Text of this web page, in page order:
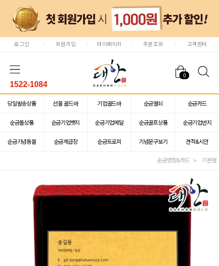
로그인 회원가입 마이페이지 주문조회 고객센터
0
1522-1084
당일발송상품 선물 골드바 기업골드바 순금열쇠 순금카드
순금돌상품 순금기업뱃지 순금기업메달 순금골프상품 순금기업반지
순금기념동물 순금계급장 순금트로피 기념문구보기 견적&시안
순금명함&카드 기본형